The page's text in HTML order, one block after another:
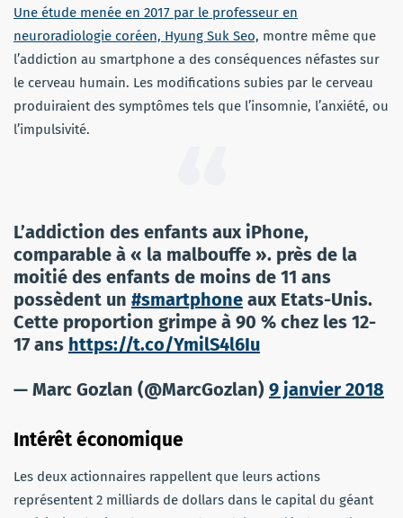
Une étude menée en 2017 par le professeur en
neuroradiologie coréen, Hyung Suk Seo, montre même que
l’addiction au smartphone a des conséquences néfastes sur
le cerveau humain. Les modifications subies par le cerveau
produiraient des symptômes tels que l’insomnie, l’anxiété, ou
l’impulsivité.
L’addiction des enfants aux iPhone,
comparable à « la malbouffe ». près de la
moitié des enfants de moins de 11 ans
possèdent un #smartphone aux Etats-Unis.
Cette proportion grimpe à 90 % chez les 12-
17 ans https://t.co/YmilS4l6Iu
— Marc Gozlan (@MarcGozlan) 9 janvier 2018
Intérêt économique
Les deux actionnaires rappellent que leurs actions
représentent 2 milliards de dollars dans le capital du géant